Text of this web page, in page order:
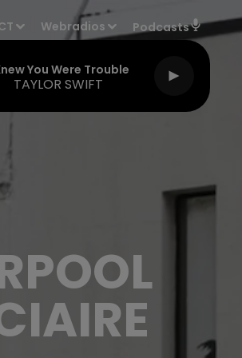
Webradios Podcasts
You Were Trouble
TAYLOR SWIFT